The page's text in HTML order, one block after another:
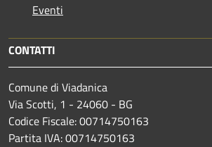
Eventi
CONTATTI
Comune di Viadanica
Via Scotti, 1 - 24060 - BG
Codice Fiscale: 00714750163
Partita IVA: 00714750163